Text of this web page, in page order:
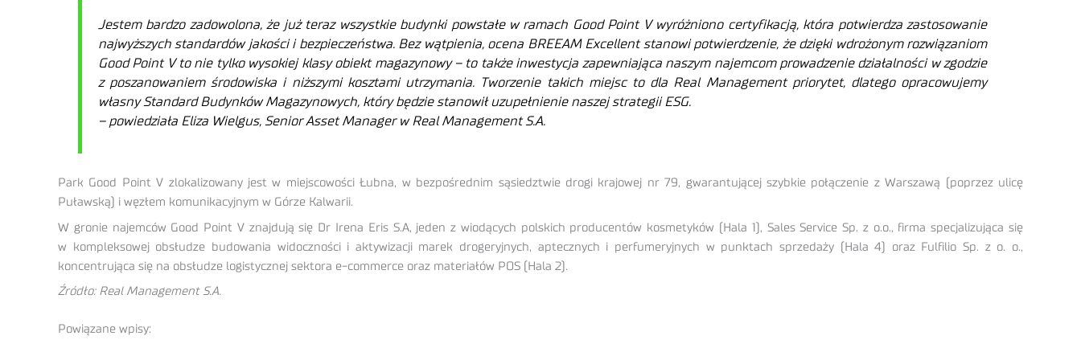
Jestem bardzo zadowolona, że już teraz wszystkie budynki powstałe w ramach Good Point V wyróżniono certyfikacją, która potwierdza zastosowanie
najwyższych standardów jakości i bezpieczeństwa. Bez wątpienia, ocena BREEAM Excellent stanowi potwierdzenie, że dzięki wdrożonym rozwiązaniom
Good Point V to nie tylko wysokiej klasy obiekt magazynowy – to także inwestycja zapewniająca naszym najemcom prowadzenie działalności w zgodzie
z poszanowaniem środowiska i niższymi kosztami utrzymania. Tworzenie takich miejsc to dla Real Management priorytet, dlatego opracowujemy
własny Standard Budynków Magazynowych, który będzie stanowił uzupełnienie naszej strategii ESG.
– powiedziała Eliza Wielgus, Senior Asset Manager w Real Management S.A.
Park Good Point V zlokalizowany jest w miejscowości Łubna, w bezpośrednim sąsiedztwie drogi krajowej nr 79, gwarantującej szybkie połączenie z Warszawą (poprzez ulicę
Puławską) i węzłem komunikacyjnym w Górze Kalwarii.
W gronie najemców Good Point V znajdują się Dr Irena Eris S.A, jeden z wiodących polskich producentów kosmetyków (Hala 1), Sales Service Sp. z o.o., firma specjalizująca się
w kompleksowej obsłudze budowania widoczności i aktywizacji marek drogeryjnych, aptecznych i perfumeryjnych w punktach sprzedaży (Hala 4) oraz Fulfilio Sp. z o. o.,
koncentrująca się na obsłudze logistycznej sektora e-commerce oraz materiałów POS (Hala 2).
Źródło: Real Management S.A.
Powiązane wpisy: